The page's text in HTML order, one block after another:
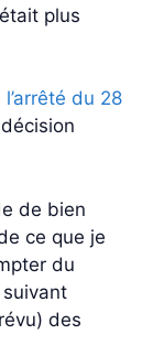
plus
du 28
de bien
ce que je
du
des